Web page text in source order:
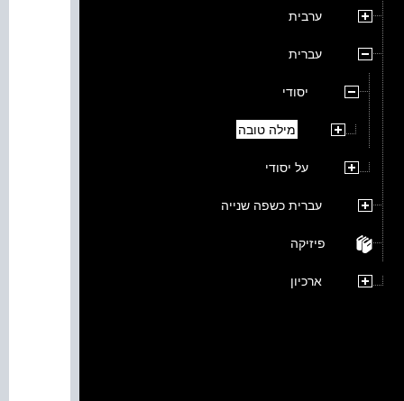
ערבית
עברית
יסודי
מילה טובה
על יסודי
עברית כשפה שנייה
פיזיקה
ארכיון